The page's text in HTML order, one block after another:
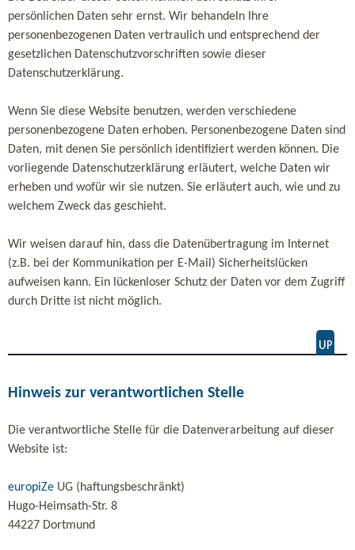
persönlichen Daten sehr ernst. Wir behandeln Ihre
personenbezogenen Daten vertraulich und entsprechend der
gesetzlichen Datenschutzvorschriften sowie dieser
Datenschutzerklärung.
Wenn Sie diese Website benutzen, werden verschiedene
personenbezogene Daten erhoben. Personenbezogene Daten sind
Daten, mit denen Sie persönlich identifiziert werden können. Die
vorliegende Datenschutzerklärung erläutert, welche Daten wir
erheben und wofür wir sie nutzen. Sie erläutert auch, wie und zu
welchem Zweck das geschieht.
Wir weisen darauf hin, dass die Datenübertragung im Internet
(z.B. bei der Kommunikation per E-Mail) Sicherheitslücken
aufweisen kann. Ein lückenloser Schutz der Daten vor dem Zugriff
durch Dritte ist nicht möglich.
Hinweis zur verantwortlichen Stelle
Die verantwortliche Stelle für die Datenverarbeitung auf dieser
Website ist:
europiZe UG (haftungsbeschränkt)
Hugo-Heimsath-Str. 8
44227 Dortmund